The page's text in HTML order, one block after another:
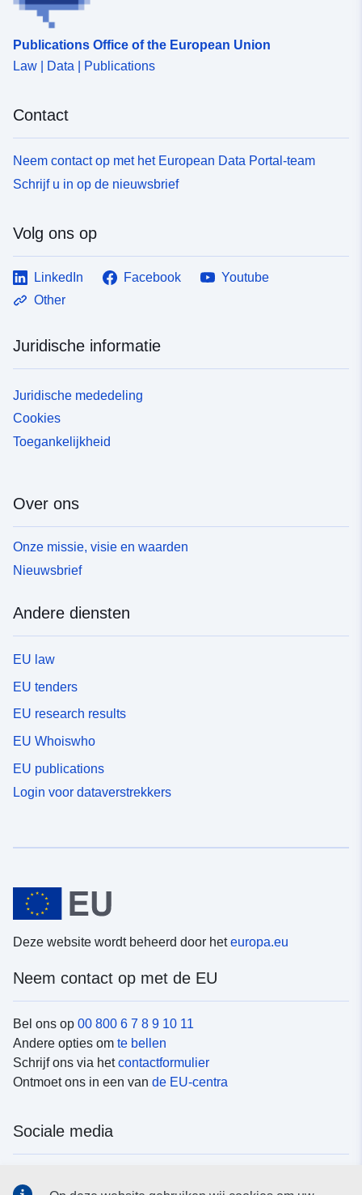
uriRef:
http://data.europa.eu/88u/dataset/
Publications Office of the European Union
Law | Data | Publications
Contact
Neem contact op met het European Data Portal-team
Schrijf u in op de nieuwsbrief
Volg ons op
LinkedIn Facebook
Youtube
Other
Juridische informatie
Juridische mededeling
Cookies
Toegankelijkheid
Over ons
Onze missie, visie en waarden
Nieuwsbrief
Andere diensten
EU law
EU tenders
EU research results
EU Whoiswho
EU publications
Login voor dataverstrekkers
Deze website wordt beheerd door heteuropa.eu
Neem contact op met de EU
Bel ons op 00 800 6 7 8 9 10 11
Andere opties om te bellen
Schrijf ons via hetcontactformulier
Ontmoet ons in een van de EU-centra
Sociale media